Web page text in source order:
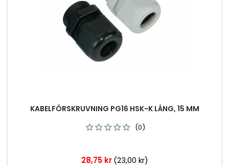
KABELFÖRSKRUVNING PG16 HSK-K LÅNG, 15 MM
(0)
Pris
28,75 kr (23,00 kr)